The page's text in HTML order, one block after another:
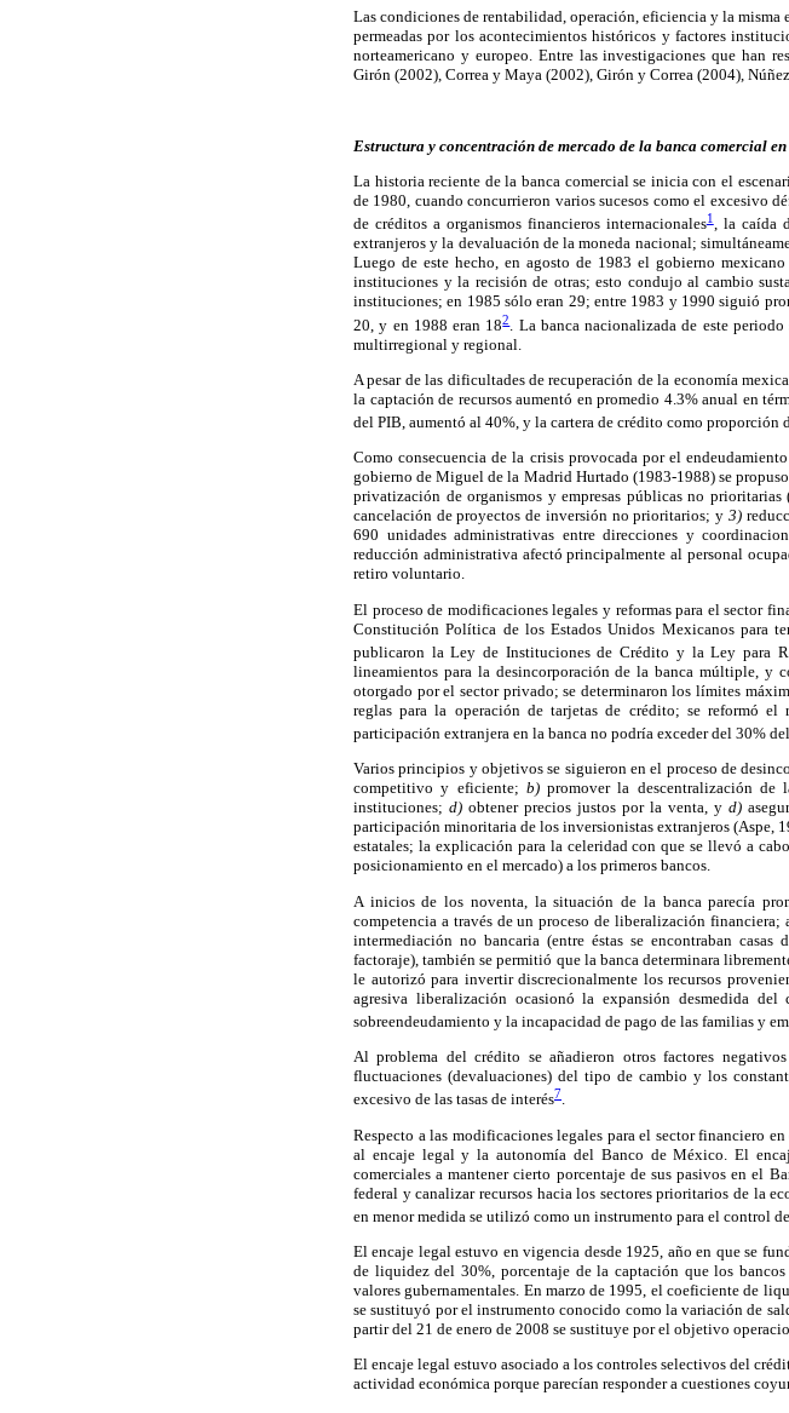
Las condiciones de rentabilidad, operación, eficiencia y la
permeadas por los acontecimientos históricos y factores
norteamericano y europeo. Entre las investigaciones que han
Girón (2002), Correa y Maya (2002), Girón y Correa (2004),
Estructura y concentración de mercado de la banca comercial
La historia reciente de la banca comercial se inicia con el
de 1980, cuando concurrieron varios sucesos como el
de créditos a organismos financieros internacionales1, la caída
extranjeros y la devaluación de la moneda nacional;
Luego de este hecho, en agosto de 1983 el gobierno
instituciones y la recisión de otras; esto condujo al cambio
instituciones; en 1985 sólo eran 29; entre 1983 y 1990 siguió
20, y en 1988 eran 182. La banca nacionalizada de este
multirregional y regional.
A pesar de las dificultades de recuperación de la economía
la captación de recursos aumentó en promedio 4.3% anual en
del PIB, aumentó al 40%, y la cartera de crédito como proporción
Como consecuencia de la crisis provocada por el
gobierno de Miguel de la Madrid Hurtado (1983-1988) se
privatización de organismos y empresas públicas no
cancelación de proyectos de inversión no prioritarios; y 3)
690 unidades administrativas entre direcciones y
reducción administrativa afectó principalmente al personal
retiro voluntario.
El proceso de modificaciones legales y reformas para el sector
Constitución Política de los Estados Unidos Mexicanos para
publicaron la Ley de Instituciones de Crédito y la Ley para
lineamientos para la desincorporación de la banca múltiple,
otorgado por el sector privado; se determinaron los límites
reglas para la operación de tarjetas de crédito; se reformó
participación extranjera en la banca no podría exceder del 30%
Varios principios y objetivos se siguieron en el proceso de
competitivo y eficiente; b)promover la descentralización de
instituciones;d) obtener precios justos por la venta, yd)
participación minoritaria de los inversionistas extranjeros (Aspe,
estatales; la explicación para la celeridad con que se llevó a
posicionamiento en el mercado) a los primeros bancos.
A inicios de los noventa, la situación de la banca parecía
competencia a través de un proceso de liberalización
intermediación no bancaria (entre éstas se encontraban casas
factoraje), también se permitió que la banca determinara
le autorizó para invertir discrecionalmente los recursos
agresiva liberalización ocasionó la expansión desmedida
sobreendeudamiento y la incapacidad de pago de las familias y
Al problema del crédito se añadieron otros factores
fluctuaciones (devaluaciones) del tipo de cambio y los
excesivo de las tasas de interés7.
Respecto a las modificaciones legales para el sector financiero
al encaje legal y la autonomía del Banco de México. El
comerciales a mantener cierto porcentaje de sus pasivos en el
federal y canalizar recursos hacia los sectores prioritarios de la
en menor medida se utilizó como un instrumento para el control
El encaje legal estuvo en vigencia desde 1925, año en que se
de liquidez del 30%, porcentaje de la captación que los
valores gubernamentales. En marzo de 1995, el coeficiente de
se sustituyó por el instrumento conocido como la variación de
partir del 21 de enero de 2008 se sustituye por el objetivo
El encaje legal estuvo asociado a los controles selectivos del
actividad económica porque parecían responder a cuestiones